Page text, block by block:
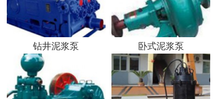
钻井泥浆泵 卧式泥浆泵